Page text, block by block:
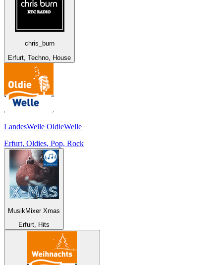
chris_burn
Erfurt, Techno, House
LandesWelle OldieWelle
Erfurt, Oldies, Pop, Rock
MusikMixer Xmas
Erfurt, Hits